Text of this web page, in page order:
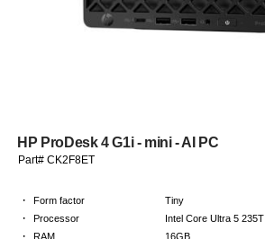
HP ProDesk 4 G1i - mini - AI PC
Part# CK2F8ET
· Form factor Tiny
· Processor Intel Core Ultra 5 235T
· RAM 16GB